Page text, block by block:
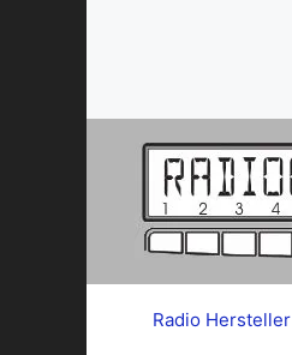
Radio Hersteller